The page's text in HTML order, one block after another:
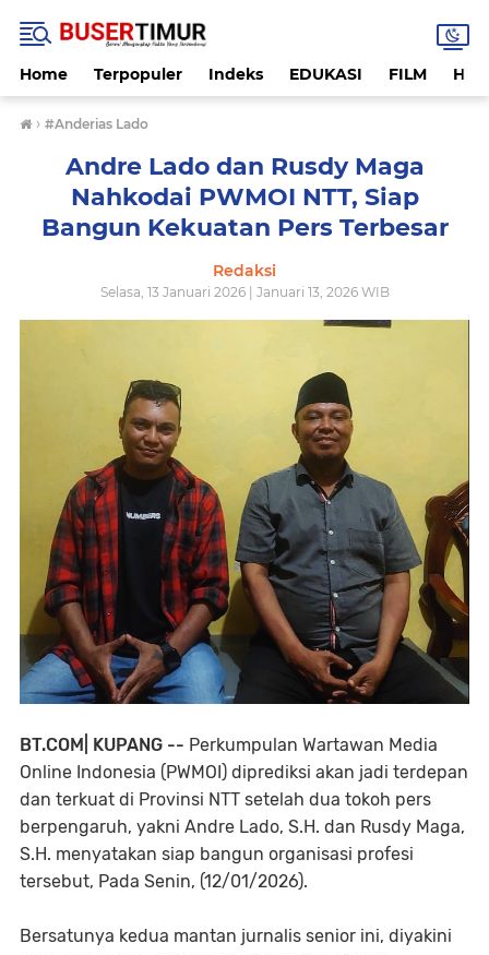
Home Terpopuler Indeks EDUKASI FILM
› #Anderias Lado
Andre Lado dan Rusdy Maga
Nahkodai PWMOI NTT, Siap
Bangun Kekuatan Pers Terbesar
Redaksi
Selasa, 13 Januari 2026 | Januari 13, 2026 WIB
BT.COM| KUPANG -- Perkumpulan Wartawan Media
Online Indonesia (PWMOI) diprediksi akan jadi terdepan
dan terkuat di Provinsi NTT setelah dua tokoh pers
berpengaruh, yakni Andre Lado, S.H. dan Rusdy Maga,
S.H. menyatakan siap bangun organisasi profesi
tersebut, Pada Senin, (12/01/2026).
Bersatunya kedua mantan jurnalis senior ini, diyakini